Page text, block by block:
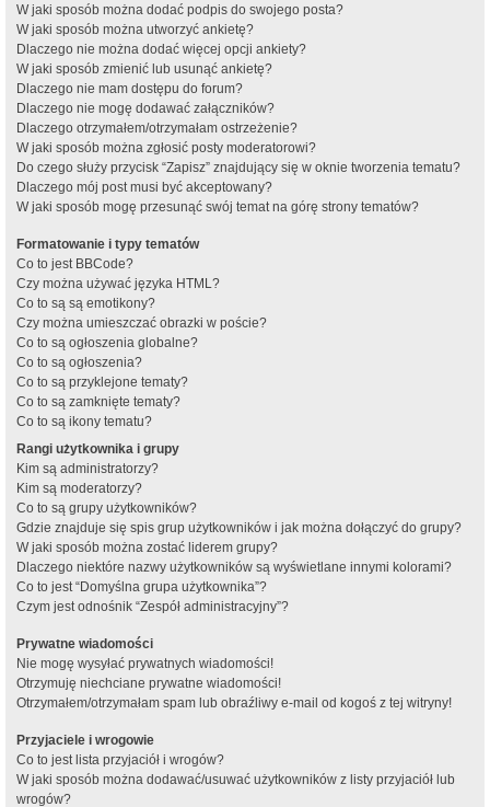
W jaki sposób można dodać podpis do swojego posta?
W jaki sposób można utworzyć ankietę?
Dlaczego nie można dodać więcej opcji ankiety?
W jaki sposób zmienić lub usunąć ankietę?
Dlaczego nie mam dostępu do forum?
Dlaczego nie mogę dodawać załączników?
Dlaczego otrzymałem/otrzymałam ostrzeżenie?
W jaki sposób można zgłosić posty moderatorowi?
Do czego służy przycisk “Zapisz” znajdujący się w oknie tworzenia tematu?
Dlaczego mój post musi być akceptowany?
W jaki sposób mogę przesunąć swój temat na górę strony tematów?
Formatowanie i typy tematów
Co to jest BBCode?
Czy można używać języka HTML?
Co to są są emotikony?
Czy można umieszczać obrazki w poście?
Co to są ogłoszenia globalne?
Co to są ogłoszenia?
Co to są przyklejone tematy?
Co to są zamknięte tematy?
Co to są ikony tematu?
Rangi użytkownika i grupy
Kim są administratorzy?
Kim są moderatorzy?
Co to są grupy użytkowników?
Gdzie znajduje się spis grup użytkowników i jak można dołączyć do grupy?
W jaki sposób można zostać liderem grupy?
Dlaczego niektóre nazwy użytkowników są wyświetlane innymi kolorami?
Co to jest “Domyślna grupa użytkownika”?
Czym jest odnośnik “Zespół administracyjny”?
Prywatne wiadomości
Nie mogę wysyłać prywatnych wiadomości!
Otrzymuję niechciane prywatne wiadomości!
Otrzymałem/otrzymałam spam lub obraźliwy e-mail od kogoś z tej witryny!
Przyjaciele i wrogowie
Co to jest lista przyjaciół i wrogów?
W jaki sposób można dodawać/usuwać użytkowników z listy przyjaciół lub
wrogów?